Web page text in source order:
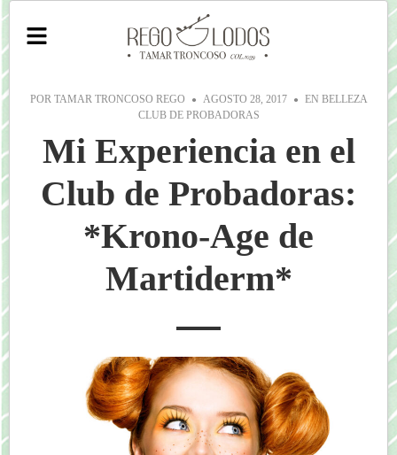
POR TAMAR TRONCOSO REGO AGOSTO 28, 2017 EN BELLEZA
CLUB DE PROBADORAS
Mi Experiencia en el
Club de Probadoras:
*Krono-Age de
Martiderm*